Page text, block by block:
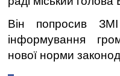
Він попросив
інформування
нової норми